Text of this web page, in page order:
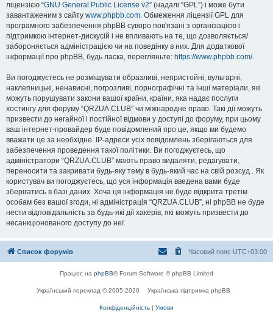
ліцензією “GNU General Public License v2” (надалі “GPL”) і може бути
завантаженим з сайту www.phpbb.com. Обмеження ліцензії GPL для
програмного забезпечення phpBB суворо пов'язані з організацією і
підтримкою інтернет-дискусій і не впливають на те, що дозволяється/
забороняється адміністрацією чи на поведінку в них. Для додаткової
інформації про phpBB, будь ласка, перегляньте: https://www.phpbb.com/.
Ви погоджуєтесь не розміщувати образливі, непристойні, вульгарні,
наклепницькі, ненависні, погрозливі, порнографічні та інші матеріали, які
можуть порушувати закони вашої країни, країни, яка надає послуги
хостингу для форуму “QRZUA.CLUB” чи міжнародне право. Такі дії можуть
призвести до негайної і постійної відмови у доступі до форуму, при цьому
ваш інтернет-провайдер буде повідомлений про це, якщо ми будемо
вважати це за необхідне. IP-адреси усіх повідомлень зберігаються для
забезпечення проведення такої політики. Ви погоджуєтесь, що
адміністратори “QRZUA.CLUB” мають право видаляти, редагувати,
переносити та закривати будь-яку тему в будь-який час на свій розсуд . Як
користувач ви погоджуєтесь, що уся інформація введена вами буде
зберігатись в базі даних. Хоча ця інформація не буде відкрита третім
особам без вашої згоди, ні адміністрація “QRZUA.CLUB”, ні phpBB не буде
нести відповідальність за будь-які дії хакерів, які можуть призвести до
несанкціонованого доступу до неї.
Список форумів Часовий пояс UTC+03:00
Працює на phpBB® Forum Software © phpBB Limited
Український переклад © 2005-2020 Українська підтримка phpBB
Конфіденційність | Умови